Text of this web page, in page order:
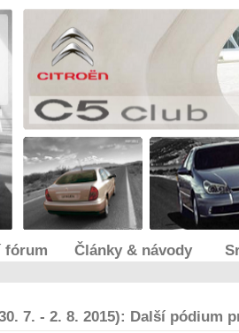
fórum Články & návody
7. - 2. 8. 2015): Další pódium